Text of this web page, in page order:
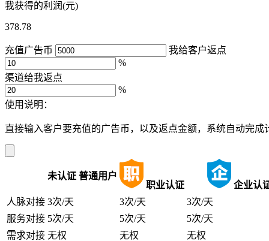
我获得的利润(元)
378.78
充值广告币
我给客户返点
%
渠道给我返点
%
使用说明：
直接输入客户要充值的广告币，以及返点金额，系统自动完
未认证 普通用户
职业认证
企业认
人脉对接 3次/天 3次/天
3次/天
服务对接 5次/天 5次/天
5次/天
需求对接 无权 无权
无权